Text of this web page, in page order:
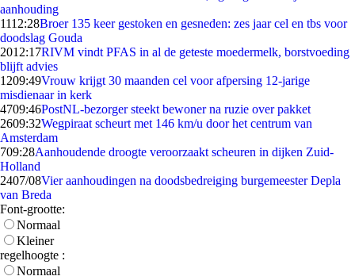
aanhouding
1112:28Broer 135 keer gestoken en gesneden: zes jaar cel en tbs voor
doodslag Gouda
2012:17RIVM vindt PFAS in al de geteste moedermelk, borstvoeding
blijft advies
1209:49Vrouw krijgt 30 maanden cel voor afpersing 12-jarige
misdienaar in kerk
4709:46PostNL-bezorger steekt bewoner na ruzie over pakket
2609:32Wegpiraat scheurt met 146 km/u door het centrum van
Amsterdam
709:28Aanhoudende droogte veroorzaakt scheuren in dijken Zuid-
Holland
2407/08Vier aanhoudingen na doodsbedreiging burgemeester Depla
van Breda
Font-grootte:
Normaal
Kleiner
regelhoogte :
Normaal